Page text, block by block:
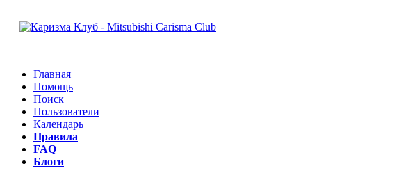
Главная
Помощь
Поиск
Пользователи
Календарь
Правила
FAQ
Блоги